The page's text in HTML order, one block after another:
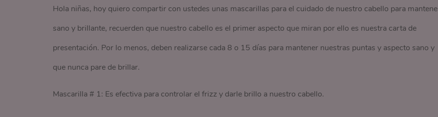
Hola niñas, hoy quiero compartir con ustedes unas mascarillas para el cuidado de nuestro cabello para
sano y brillante, recuerden que nuestro cabello es el primer aspecto que miran por ello es nuestra carta de
presentación. Por lo menos, deben realizarse cada 8 o 15 días para mantener nuestras puntas y aspecto sano y
que nunca pare de brillar.
Mascarilla # 1: Es efectiva para controlar el frizz y darle brillo a nuestro cabello.